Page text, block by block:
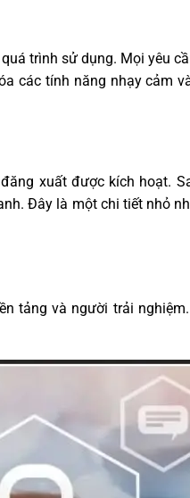
trình sử dụng. Mọi yêu
các tính năng nhạy cảm
xuất được kích hoạt.
Đây là một chi tiết nhỏ
tảng và người trải